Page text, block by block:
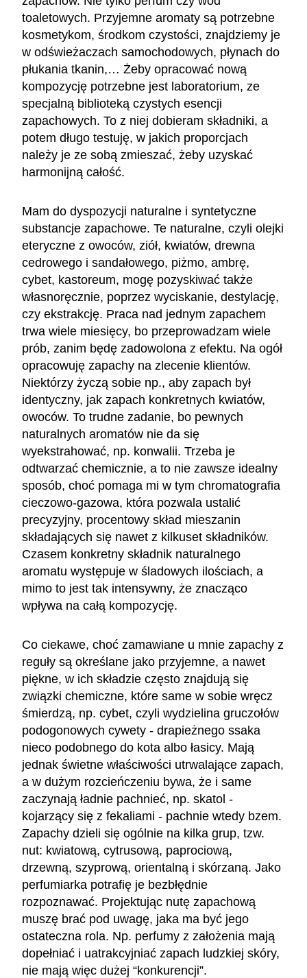
toaletowych. Przyjemne aromaty są potrzebne
kosmetykom, środkom czystości, znajdziemy je
w odświeżaczach samochodowych, płynach do
płukania tkanin,… Żeby opracować nową
kompozycję potrzebne jest laboratorium, ze
specjalną biblioteką czystych esencji
zapachowych. To z niej dobieram składniki, a
potem długo testuję, w jakich proporcjach
należy je ze sobą zmieszać, żeby uzyskać
harmonijną całość.
Mam do dyspozycji naturalne i syntetyczne
substancje zapachowe. Te naturalne, czyli olejki
eteryczne z owoców, ziół, kwiatów, drewna
cedrowego i sandałowego, piżmo, ambrę,
cybet, kastoreum, mogę pozyskiwać także
własnoręcznie, poprzez wyciskanie, destylację,
czy ekstrakcję. Praca nad jednym zapachem
trwa wiele miesięcy, bo przeprowadzam wiele
prób, zanim będę zadowolona z efektu. Na ogół
opracowuję zapachy na zlecenie klientów.
Niektórzy życzą sobie np., aby zapach był
identyczny, jak zapach konkretnych kwiatów,
owoców. To trudne zadanie, bo pewnych
naturalnych aromatów nie da się
wyekstrahować, np. konwalii. Trzeba je
odtwarzać chemicznie, a to nie zawsze idealny
sposób, choć pomaga mi w tym chromatografia
cieczowo-gazowa, która pozwala ustalić
precyzyjny, procentowy skład mieszanin
składających się nawet z kilkuset składników.
Czasem konkretny składnik naturalnego
aromatu występuje w śladowych ilościach, a
mimo to jest tak intensywny, że znacząco
wpływa na całą kompozycję.
Co ciekawe, choć zamawiane u mnie zapachy z
reguły są określane jako przyjemne, a nawet
piękne, w ich składzie często znajdują się
związki chemiczne, które same w sobie wręcz
śmierdzą, np. cybet, czyli wydzielina gruczołów
podogonowych cywety - drapieżnego ssaka
nieco podobnego do kota albo łasicy. Mają
jednak świetne właściwości utrwalające zapach,
a w dużym rozcieńczeniu bywa, że i same
zaczynają ładnie pachnieć, np. skatol -
kojarzący się z fekaliami - pachnie wtedy bzem.
Zapachy dzieli się ogólnie na kilka grup, tzw.
nut: kwiatową, cytrusową, paprociową,
drzewną, szyprową, orientalną i skórzaną. Jako
perfumiarka potrafię je bezbłędnie
rozpoznawać. Projektując nutę zapachową
muszę brać pod uwagę, jaka ma być jego
ostateczna rola. Np. perfumy z założenia mają
dopełniać i uatrakcyjniać zapach ludzkiej skóry,
nie mają więc dużej “konkurencji”.